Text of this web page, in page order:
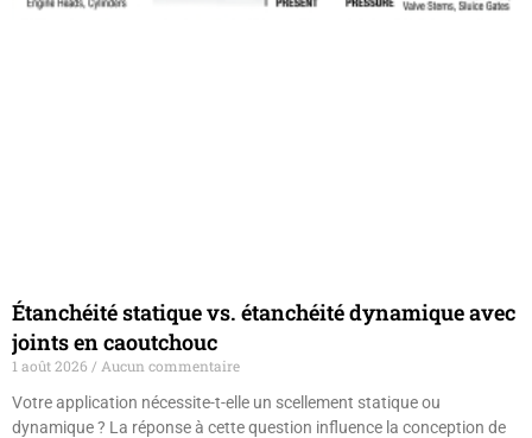
Étanchéité statique vs. étanchéité dynamique avec
joints en caoutchouc
1 août 2026
Aucun commentaire
Votre application nécessite-t-elle un scellement statique ou
dynamique ? La réponse à cette question influence la conception de